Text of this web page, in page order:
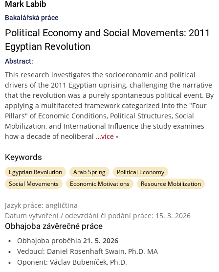
Mark Labib
Bakalářská práce
Political Economy and Social Movements: 2011
Egyptian Revolution
Abstract:
This research investigates the socioeconomic and political
drivers of the 2011 Egyptian uprising, challenging the narrative
that the revolution was a purely spontaneous political event. By
applying a multifaceted framework categorized into the "Four
Pillars" of Economic Conditions, Political Structures, Social
Mobilization, and International Influence the study examines
how a decade of neoliberal …více
Keywords
Egyptian Revolution Arab Spring
Political Economy
Social Movements
Economic Motivations Resource Mobilization
Jazyk práce: angličtina
Datum vytvoření / odevzdání či podání práce: 15. 3. 2026
Obhajoba závěrečné práce
Obhajoba proběhla 21. 5. 2026
Vedoucí: Daniel Rosenhaft Swain, Ph.D. MA
Oponent: Václav Bubeníček, Ph.D.